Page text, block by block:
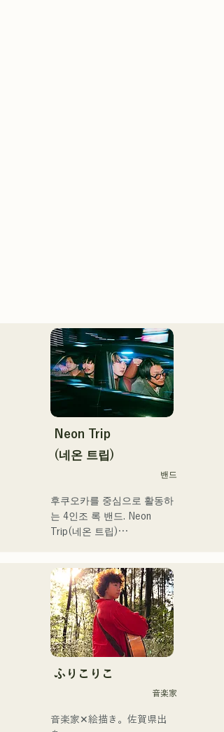
Neon Trip
(네온 트립)
밴드
후쿠오카를 중심으로 활동하
는 4인조 록 밴드. Neon
Trip(네온 트립)
가요록의 에센스가 Vo&Gt.
가미야 유우마의 윤기가 있
는 가성으로 향수를 느끼는
곡에 숨쉬고 있다. Vo&Gt.가
미야 유우마를 중심으로 낳
는, 때로는 상냥하고, 때로 격
뿌리가 더해져 폭넓은 악곡
ふりこりこ
音楽家
音楽家✕絵描き。佐賀県出